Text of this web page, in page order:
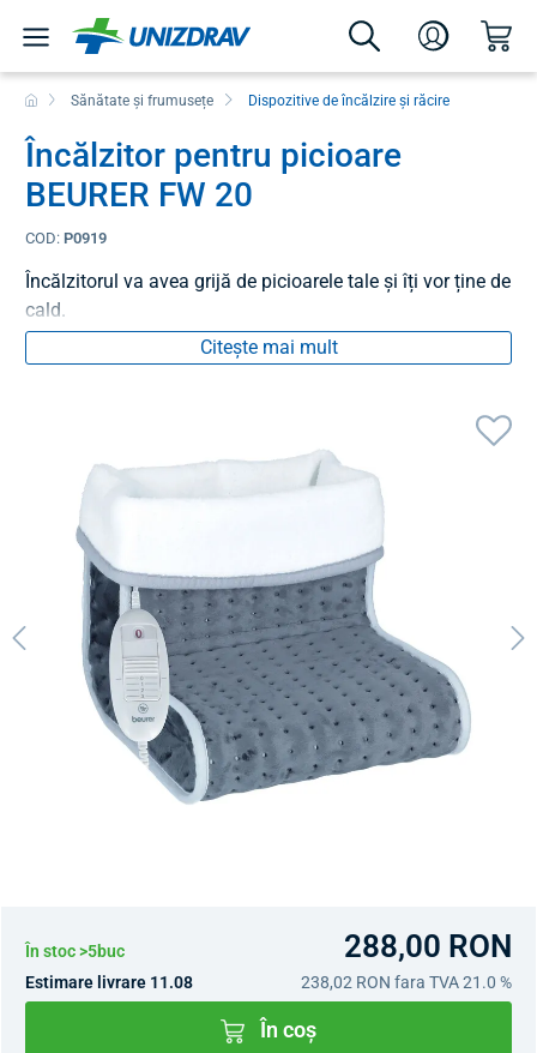
Sănătate și frumusețe Dispozitive de încălzire și răcire
Încălzitor pentru picioare
BEURER FW 20
COD: P0919
Încălzitorul va avea grijă de picioarele tale și îți vor ține de
cald.
Citește mai mult
În stoc >5buc 288,00 RON
Estimare livrare 11.08 238,02 RON fara TVA 21.0 %
În coș